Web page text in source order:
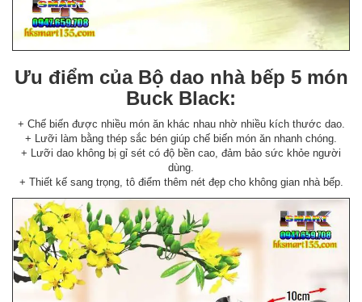
Ưu điểm của Bộ dao nhà bếp 5 món
Buck Black:
+ Chế biến được nhiều món ăn khác nhau nhờ nhiều kích thước dao.
+ Lưỡi làm bằng thép sắc bén giúp chế biến món ăn nhanh chóng.
+ Lưỡi dao không bị gỉ sét có độ bền cao, đảm bảo sức khỏe người
dùng.
+ Thiết kế sang trọng, tô điểm thêm nét đẹp cho không gian nhà bếp.